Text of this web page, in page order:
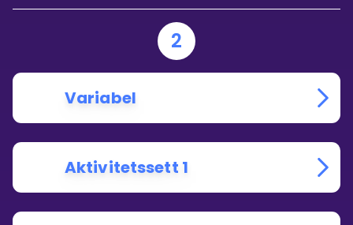
2
Variabel
Aktivitetssett 1